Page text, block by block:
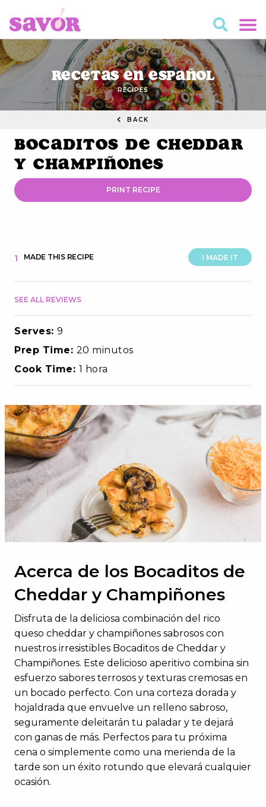
Recetas en Español
RECIPES
BACK
Bocaditos de Cheddar
y Champiñones
PRINT RECIPE
I MADE IT
1 MADE THIS RECIPE
SEE ALL REVIEWS
Serves: 9
Prep Time: 20 minutos
Cook Time: 1 hora
Acerca de los Bocaditos de
Cheddar y Champiñones
Disfruta de la deliciosa combinación del rico
queso cheddar y champiñones sabrosos con
nuestros irresistibles Bocaditos de Cheddar y
Champiñones. Este delicioso aperitivo combina sin
esfuerzo sabores terrosos y texturas cremosas en
un bocado perfecto. Con una corteza dorada y
hojaldrada que envuelve un relleno sabroso,
seguramente deleitarán tu paladar y te dejará
con ganas de más. Perfectos para tu próxima
cena o simplemente como una merienda de la
tarde son un éxito rotundo que elevará cualquier
ocasión.